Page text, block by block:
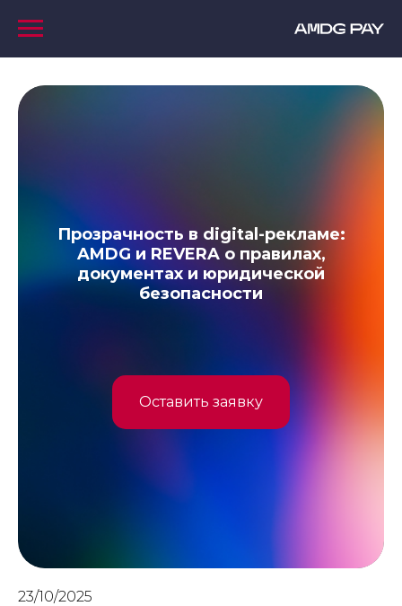
Прозрачность в digital-рекламе:
AMDG и REVERA о правилах,
документах и юридической
безопасности
Оставить заявку
23/10/2025